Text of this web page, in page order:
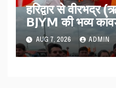
​हरिद्वार से
BJYM की भव्य
सूर्या ने की देश व
की कामना
AUG 7, 2026 ADMIN